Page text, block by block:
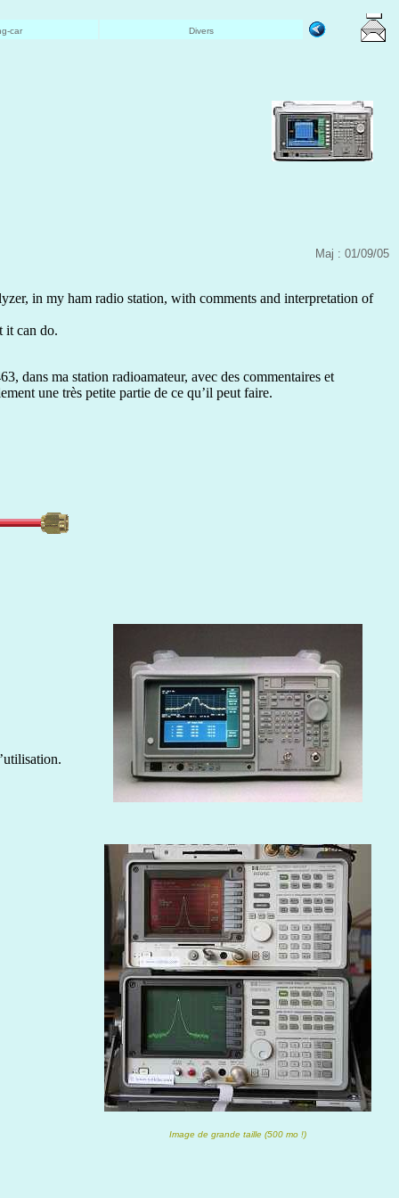
car Divers
Maj : 01/09/05
in my ham radio station, with comments and interpretation of
it can do.
dans ma station radioamateur, avec des commentaires et
une très petite partie de ce qu’il peut faire.
Image de grande taille (500 mo !)